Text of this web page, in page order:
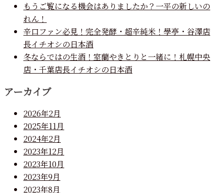
もうご覧になる機会はありましたか？一平の新しいの
れん！
辛口ファン必見！完全発酵・超辛純米！學亭・谷澤店
長イチオシの日本酒
冬ならではの生酒！室蘭やきとりと一緒に！札幌中央
店・千葉店長イチオシの日本酒
アーカイブ
2026年2月
2025年11月
2024年2月
2023年12月
2023年10月
2023年9月
2023年8月